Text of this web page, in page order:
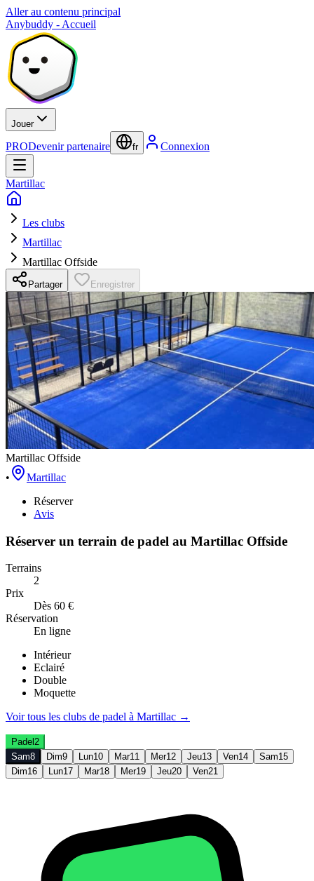
Aller au contenu principal
Anybuddy - Accueil
Jouer
PRODevenir partenaire fr Connexion
Martillac
Les clubs
Martillac
Martillac Offside
Partager Enregistrer
Martillac Offside
•
Martillac
Réserver
Avis
Réserver un terrain de padel au Martillac Offside
Terrains
2
Prix
Dès 60 €
Réservation
En ligne
Intérieur
Eclairé
Double
Moquette
Voir tous les clubs de padel à Martillac →
Padel 2
Sam8 Dim9 Lun10 Mar11 Mer12 Jeu13 Ven14 Sam15
Dim16 Lun17 Mar18 Mer19 Jeu20 Ven21